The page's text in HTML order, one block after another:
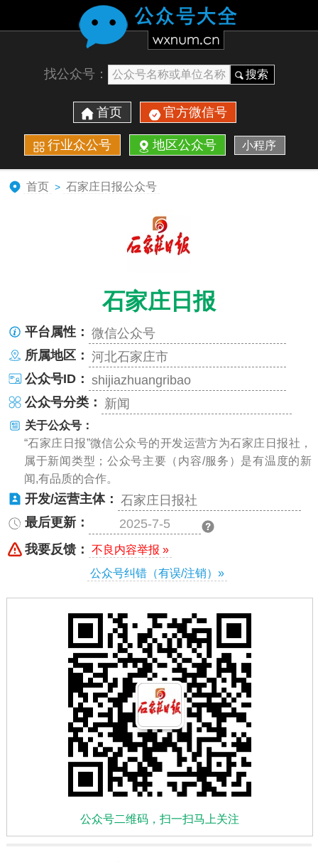
找公众号： 搜索
首页 官方微信号
行业众公号 地区公众号 小程序
首页 > 石家庄日报公众号
石家庄日报
平台属性： 微信公众号
所属地区： 河北石家庄市
公众号ID： shijiazhuangribao
公众号分类： 新闻
关于公众号：
“石家庄日报”微信公众号的开发运营方为石家庄日报社，
属于新闻类型；公众号主要（内容/服务）是有温度的新
闻,有品质的合作。
开发/运营主体： 石家庄日报社
最后更新：
2025-7-5
我要反馈：
不良内容举报 »
公众号纠错（有误/注销）»
公众号二维码，扫一扫马上关注